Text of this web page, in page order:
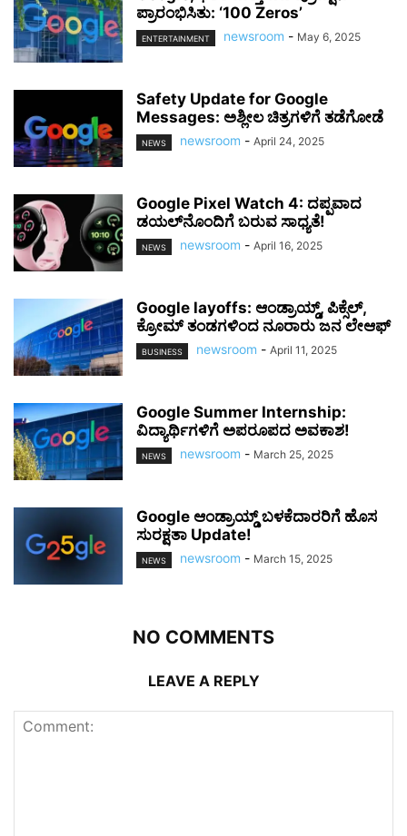
ಪ್ರಾರಂಭಿಸಿತು: ‘100 Zeros’
ENTERTAINMENT newsroom - May 6, 2025
Safety Update for Google
Messages: ಅಶ್ಲೀಲ ಚಿತ್ರಗಳಿಗೆ ತಡೆಗೋಡೆ
NEWS newsroom - April 24, 2025
Google Pixel Watch 4: ದಪ್ಪವಾದ
ಡಯಲ್‌ನೊಂದಿಗೆ ಬರುವ ಸಾಧ್ಯತೆ!
NEWS newsroom - April 16, 2025
Google layoffs: ಆಂಡ್ರಾಯ್ಡ್, ಪಿಕ್ಸೆಲ್,
ಕ್ರೋಮ್ ತಂಡಗಳಿಂದ ನೂರಾರು ಜನ ಲೇಆಫ್
BUSINESS newsroom - April 11, 2025
Google Summer Internship:
ವಿದ್ಯಾರ್ಥಿಗಳಿಗೆ ಅಪರೂಪದ ಅವಕಾಶ!
NEWS newsroom - March 25, 2025
Google ಆಂಡ್ರಾಯ್ಡ್ ಬಳಕೆದಾರರಿಗೆ ಹೊಸ
ಸುರಕ್ಷತಾ Update!
NEWS newsroom - March 15, 2025
NO COMMENTS
LEAVE A REPLY